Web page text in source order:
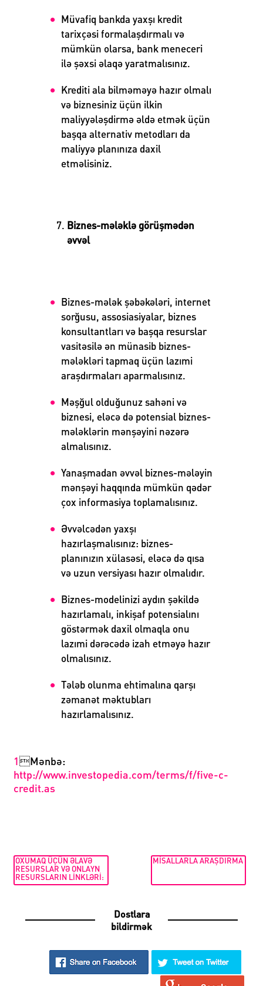
Müvafiq bankda yaxşı kredit
tarixçəsi formalaşdırmalı və
mümkün olarsa, bank meneceri
ilə şəxsi əlaqə yaratmalısınız.
Krediti ala bilməməyə hazır olmalı
və biznesiniz üçün ilkin
maliyyələşdirmə əldə etmək üçün
başqa alternativ metodları da
maliyyə planınıza daxil
etməlisiniz.
Biznes-mələklə görüşmədən
əvvəl
Biznes-mələk şəbəkələri, internet
sorğusu, assosiasiyalar, biznes
konsultantları və başqa resurslar
vasitəsilə ən münasib biznes-
mələkləri tapmaq üçün lazımi
araşdırmaları aparmalısınız.
Məşğul olduğunuz sahəni və
biznesi, eləcə də potensial biznes-
mələklərin mənşəyini nəzərə
almalısınız.
Yanaşmadan əvvəl biznes-mələyin
mənşəyi haqqında mümkün qədər
çox informasiya toplamalısınız.
Əvvəlcədən yaxşı
hazırlaşmalısınız: biznes-
planınızın xülasəsi, eləcə də qısa
və uzun versiyası hazır olmalıdır.
Biznes-modelinizi aydın şəkildə
hazırlamalı, inkişaf potensialını
göstərmək daxil olmaqla onu
lazımi dərəcədə izah etməyə hazır
olmalısınız.
Tələb olunma ehtimalına qarşı
zəmanət məktubları
hazırlamalısınız.
1Mənbə:
http://www.investopedia.com/terms/f/five-c-
credit.as
OXUMAQ ÜÇÜN ƏLAVƏ
RESURSLAR VƏ ONLAYN
RESURSLARIN LINKLƏRI:
MISALLARLA ARAŞDIRMA
Dostlara
bildirmək